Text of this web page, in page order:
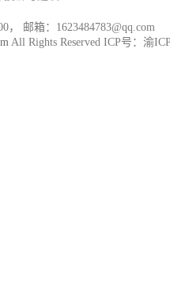
， 邮箱：1623484783@qq.com
All Rights Reserved ICP号：渝